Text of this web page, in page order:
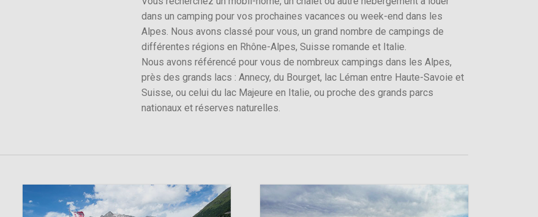
dans un camping pour vos prochaines vacances ou week-end dans les
Alpes. Nous avons classé pour vous, un grand nombre de campings de
différentes régions en Rhône-Alpes, Suisse romande et Italie.
Nous avons référencé pour vous de nombreux campings dans les Alpes,
près des grands lacs : Annecy, du Bourget, lac Léman entre Haute-Savoie et
Suisse, ou celui du lac Majeure en Italie, ou proche des grands parcs
nationaux et réserves naturelles.